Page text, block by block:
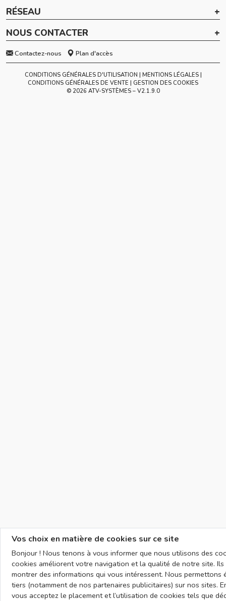
RÉSEAU
NOUS CONTACTER
Contactez-nous Plan d'accès
CONDITIONS GÉNÉRALES D'UTILISATION
MENTIONS LÉGALES
CONDITIONS GÉNÉRALES DE VENTE
GESTION DES COOKIES
© 2026 ATV-SYSTÈMES – V2.1.9.0
Vos choix en matière de cookies sur ce site
Bonjour ! Nous tenons à vous informer que nous utilisons des
cookies améliorent votre navigation et la qualité de notre site.
montrer des informations qui vous intéressent. Nous permettons
tiers (notamment de nos partenaires publicitaires) sur nos sites.
vous acceptez le placement et l’utilisation de cookies tels que